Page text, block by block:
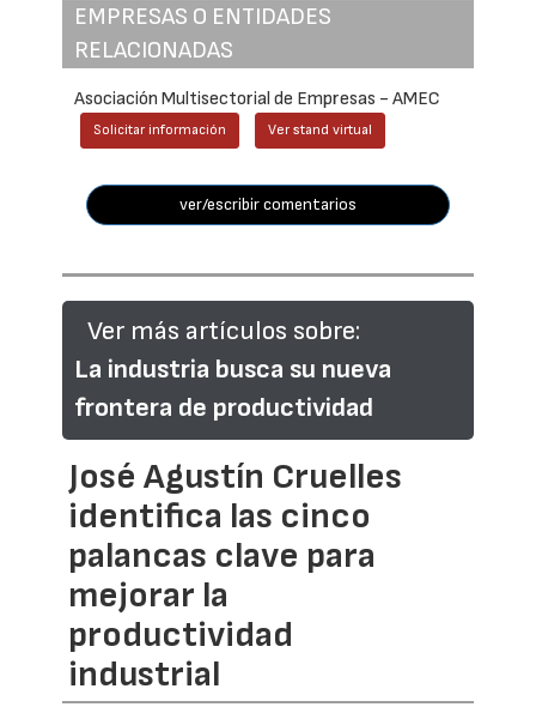
EMPRESAS O ENTIDADES
RELACIONADAS
Asociación Multisectorial de Empresas - AMEC
Solicitar información Ver stand virtual
ver/escribir comentarios
Ver más artículos sobre:
La industria busca su nueva
frontera de productividad
José Agustín Cruelles
identifica las cinco
palancas clave para
mejorar la
productividad
industrial